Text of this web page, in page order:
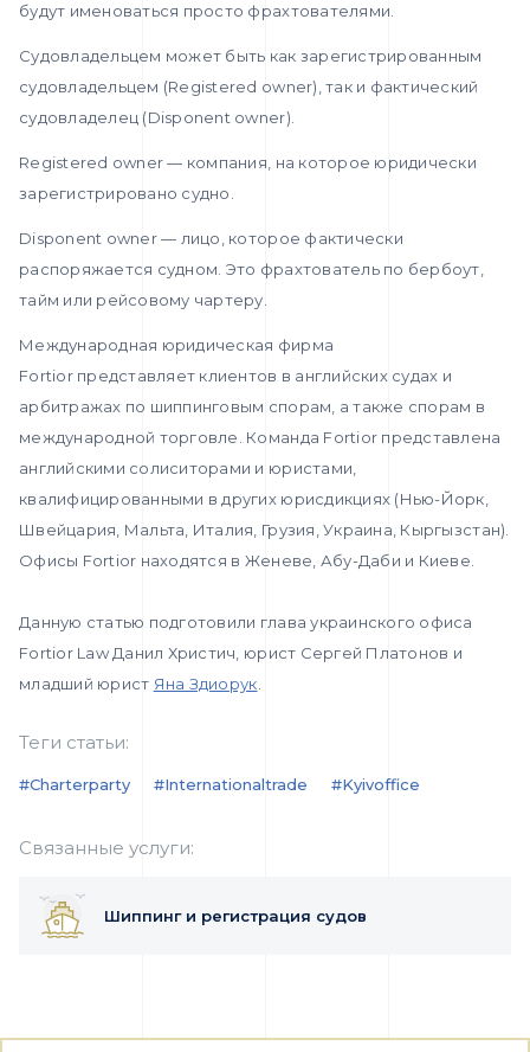
будут именоваться просто фрахтователями.
Судовладельцем может быть как зарегистрированным
судовладельцем (Registered owner), так и фактический
судовладелец (Disponent owner).
Registered owner — компания, на которое юридически
зарегистрировано судно.
Disponent owner — лицо, которое фактически
распоряжается судном. Это фрахтователь по бербоут,
тайм или рейсовому чартеру.
Международная юридическая фирма
Fortior представляет клиентов в английских судах и
арбитражах по шиппинговым спорам, а также спорам в
международной торговле. Команда Fortior представлена
английскими солиситорами и юристами,
квалифицированными в других юрисдикциях (Нью-Йорк,
Швейцария, Мальта, Италия, Грузия, Украина, Кыргызстан).
Офисы Fortior находятся в Женеве, Абу-Даби и Киеве.
Данную статью подготовили глава украинского офиса
Fortior Law Данил Христич, юрист Сергей Платонов и
младший юрист Яна Здиорук
Теги статьи:
#charterparty #internationaltrade #kyivoffice
Связанные услуги:
Шиппинг и регистрация судов